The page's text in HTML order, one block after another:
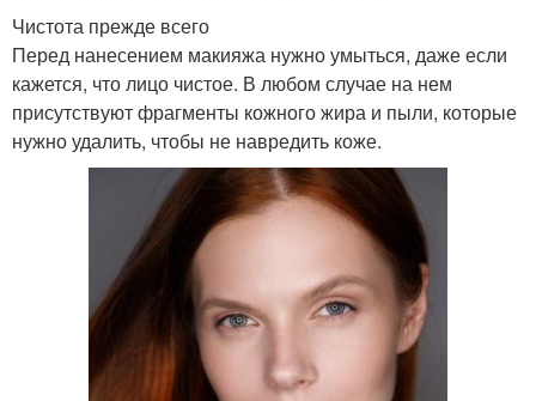
Чистота прежде всего
Перед нанесением макияжа нужно умыться, даже если
кажется, что лицо чистое. В любом случае на нем
присутствуют фрагменты кожного жира и пыли, которые
нужно удалить, чтобы не навредить коже.